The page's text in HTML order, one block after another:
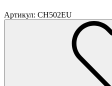
Артикул: CH502EU